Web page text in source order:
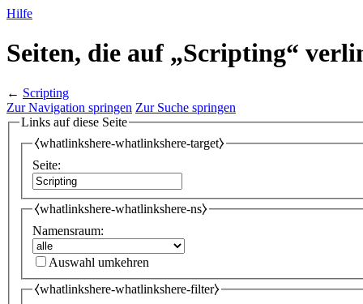
Hilfe
Seiten, die auf „Scripting“
← Scripting
Zur Navigation springen Zur Suche springen
Links auf diese Seite
⧼whatlinkshere-whatlinkshere-target⧽
Seite:
⧼whatlinkshere-whatlinkshere-ns⧽
Namensraum:
Auswahl umkehren
⧼whatlinkshere-whatlinkshere-filter⧽